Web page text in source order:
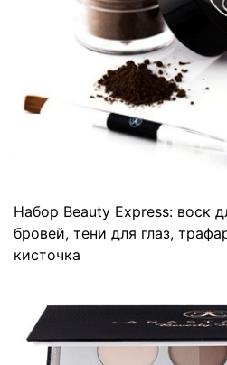
Набор Beauty Express: воск
бровей, тени для глаз,
кисточка